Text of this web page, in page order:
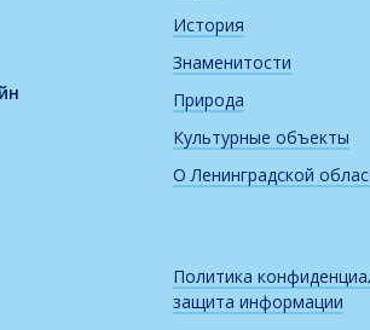
История
Знаменитости
Природа
Культурные объекты
О Ленинградской
Политика
защита информации